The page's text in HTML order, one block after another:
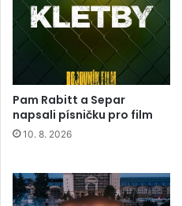
Pam Rabitt a Separ
napsali písničku pro film
10. 8. 2026